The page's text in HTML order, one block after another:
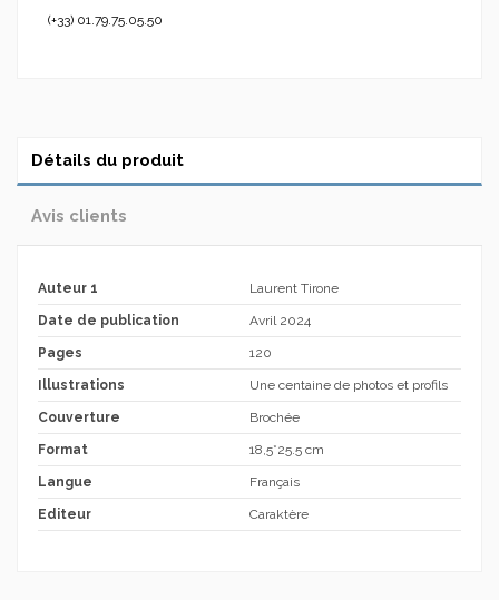
(+33) 01.79.75.05.50
Détails du produit
Avis clients
Auteur 1 Laurent Tirone
Date de publication Avril 2024
Pages 120
Illustrations Une centaine de photos et profils
Couverture Brochée
Format 18,5*25.5 cm
Langue Français
Editeur Caraktère